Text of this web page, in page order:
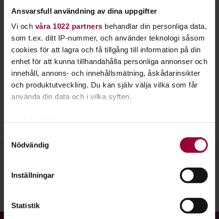
Ansvarsfull användning av dina uppgifter
Vi och våra 1022 partners behandlar din personliga data,
som t.ex. ditt IP-nummer, och använder teknologi såsom
cookies för att lagra och få tillgång till information på din
enhet för att kunna tillhandahålla personliga annonser och
innehåll, annons- och innehållsmätning, åskådarinsikter
och produktutveckling. Du kan själv välja vilka som får
använda din data och i vilka syften.
som kan ha en noggrannhet på upp till flera meter
Ta reda på mer om hur dina personliga uppgifter
Du kan ändra eller dra tillbaka ditt samtycke när som
Nödvändig
Inställningar
Statistik
feedback. Hos oss kan du arrangera en film- eller
bildvisning eller vara publik på våra befintliga
evenemang.
Har du fotograferat något som du vill visa för andra? Kanske
har du sett eller gjort en film som du vill att flera ska se och
diskutera? Välkommen till oss och arrangera en visning!
Hos oss kan du också starta enfilmstudiecirkel
filmhistoria, berättelseteknik och mycket annat?
E-mail